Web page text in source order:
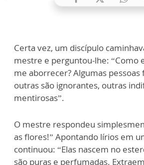
Certa vez, um discípulo
mestre e perguntou-lhe: “Como
me aborrecer? Algumas pessoas
outras são ignorantes, outras
mentirosas”.
O mestre respondeu
as flores!” Apontando lírios em
continuou: “Elas nascem no
são puras e perfumadas.